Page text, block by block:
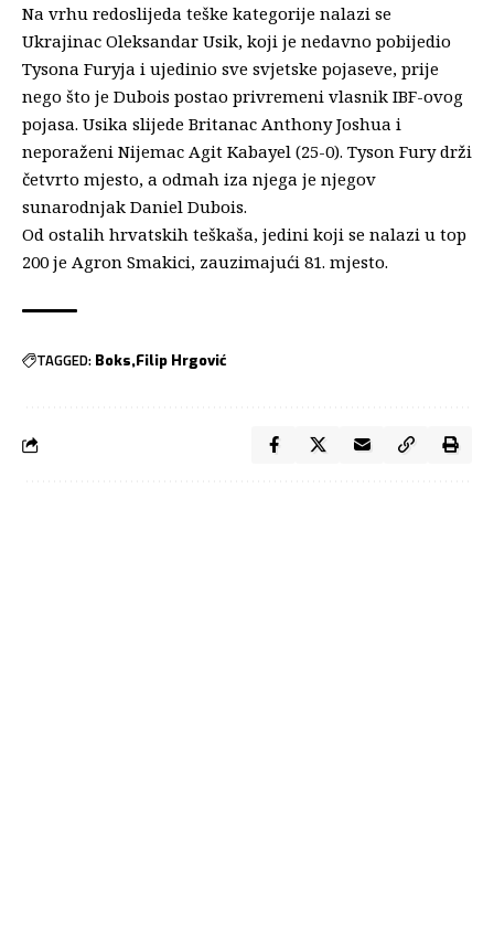
Na vrhu redoslijeda teške kategorije nalazi se
Ukrajinac Oleksandar Usik, koji je nedavno pobijedio
Tysona Furyja i ujedinio sve svjetske pojaseve, prije
nego što je Dubois postao privremeni vlasnik IBF-ovog
pojasa. Usika slijede Britanac Anthony Joshua i
neporaženi Nijemac Agit Kabayel (25-0). Tyson Fury drži
četvrto mjesto, a odmah iza njega je njegov
sunarodnjak Daniel Dubois.
Od ostalih hrvatskih teškaša, jedini koji se nalazi u top
200 je Agron Smakici, zauzimajući 81. mjesto.
TAGGED: Boks Filip Hrgović